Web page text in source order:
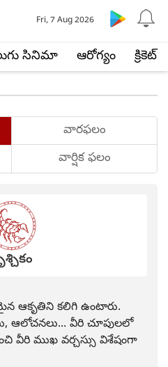
సినిమా ఆరోగ్యం క్రికెట్
Fri, 7 Aug 2026
వారఫలం
వార్షిక ఫలం
ఆకృతిని కలిగి ఉంటారు.
ఆలోచనలు... వీరి చూపులలో
వీరి ముఖ వర్చస్సు విశేషంగా